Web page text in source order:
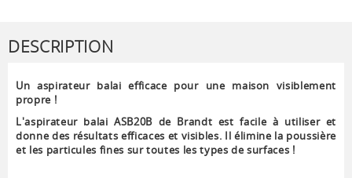
DESCRIPTION
Un aspirateur balai efficace pour une maison visiblement
propre !
L'aspirateur balai ASB20B de Brandt est facile à utiliser et
donne des résultats efficaces et visibles. Il élimine la poussière
et les particules fines sur toutes les types de surfaces !